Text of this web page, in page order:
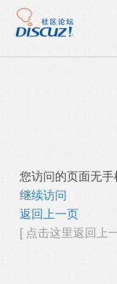
您访问的页面无手
继续访问
返回上一页
[ 点击这里返回上